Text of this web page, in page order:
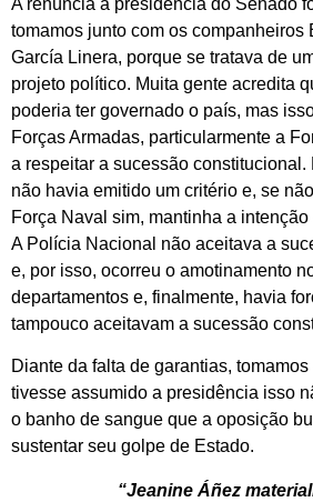
A renúncia à presidência do Senado
tomamos junto com os companheiros
García Linera, porque se tratava de
projeto político. Muita gente acredita
poderia ter governado o país, mas
Forças Armadas, particularmente a
a respeitar a sucessão constitucional.
não havia emitido um critério e, se
Força Naval sim, mantinha a
A Polícia Nacional não aceitava a
e, por isso, ocorreu o amotinamento
departamentos e, finalmente, havia
tampouco aceitavam a sucessão
Diante da falta de garantias,
tivesse assumido a presidência isso
o banho de sangue que a oposição
sustentar seu golpe de Estado.
“Jeanine Áñez